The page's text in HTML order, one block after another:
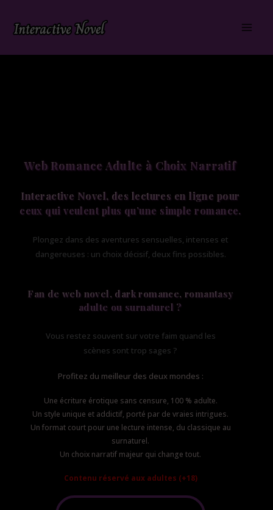
Web Romance Adulte à Choix Narratif
Interactive Novel, des lectures en ligne pour
ceux qui veulent plus qu’une simple romance.
Plongez dans des aventures sensuelles, intenses et
dangereuses : un choix décisif, deux fins possibles.
Fan de web novel, dark romance, romantasy
adulte ou surnaturel ?
Vous restez souvent sur votre faim quand les
scènes sont trop sages ?
Profitez du meilleur des deux mondes :
Une écriture érotique sans censure, 100% adulte.
Un style unique et addictif, porté par de vraies intrigues.
Un format court pour une lecture intense, du classique au
surnaturel.
Un choix narratif majeur qui change tout.
Contenu réservé aux adultes (+18)